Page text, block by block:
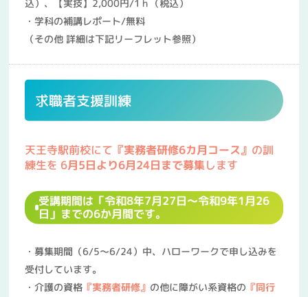
込）、【実技】2,000円/1ｈ（税込）
・学科の補講レポート/無料
（その他 詳細は下記リーフレット参照）
求職者支援訓練
天王寺駅前校にて 『実務者研修6カ月コース』 の訓
練生を 6月5日より6月24日まで募集します
受講期間は「令和8年7月27日～令和9年1月26
日」までの6か月間です。
・募集期間（6/5～6/24）中、ハローワークで申し込みを
受付しています。
・介護の資格『実務者研修』 の他に障がい系資格の 『同行